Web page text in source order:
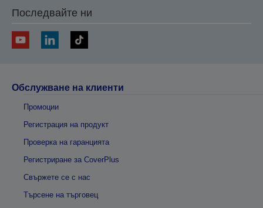
Последвайте ни
Обслужване на клиенти
Промоции
Регистрация на продукт
Проверка на гаранцията
Регистриране за CoverPlus
Свържете се с нас
Търсене на търговец